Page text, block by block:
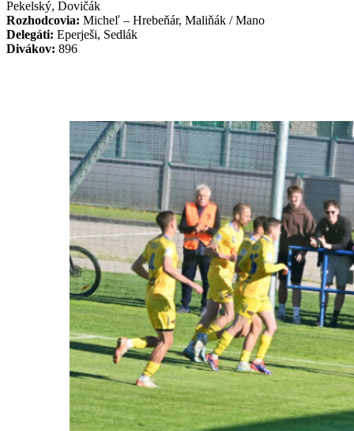
Pekelský, Dovičák
Rozhodcovia: Micheľ – Hrebeňár, Maliňák / Mano
Delegáti: Eperješi, Sedlák
Divákov: 896